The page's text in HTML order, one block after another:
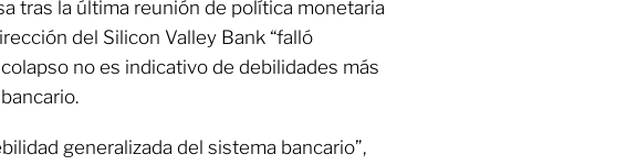
tras la última reunión de política monetaria
del Silicon Valley Bank “falló
no es indicativo de debilidades más
generalizada del sistema bancario”,